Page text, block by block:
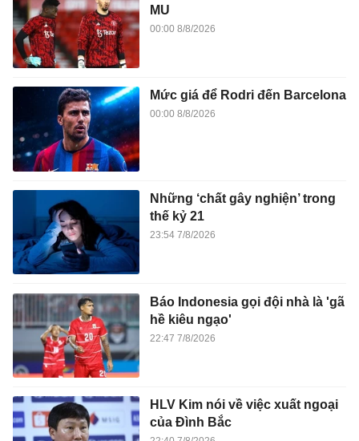
MU
00:00 8/8/2026
Mức giá để Rodri đến Barcelona
00:00 8/8/2026
Những ‘chất gây nghiện’ trong
thế kỷ 21
23:54 7/8/2026
Báo Indonesia gọi đội nhà là 'gã
hề kiêu ngạo'
22:47 7/8/2026
HLV Kim nói về việc xuất ngoại
của Đình Bắc